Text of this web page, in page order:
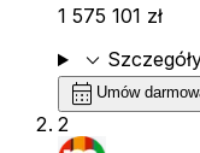
1 575 101 zł
expand_more
calendar_month Umów
2